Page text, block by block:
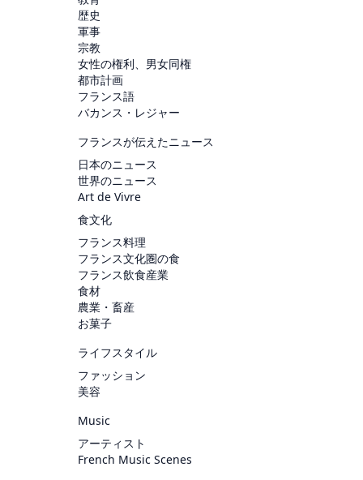
歴史
軍事
宗教
女性の権利、男女同権
都市計画
フランス語
バカンス・レジャー
フランスが伝えたニュース
日本のニュース
世界のニュース
Art de Vivre
食文化
フランス料理
フランス文化圏の食
フランス飲食産業
食材
農業・畜産
お菓子
ライフスタイル
ファッション
美容
Music
アーティスト
French Music Scenes